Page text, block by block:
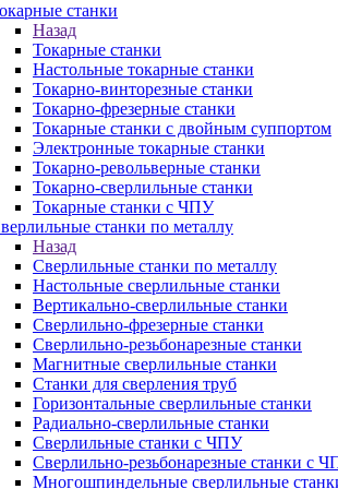
станки
Назад
Токарные станки
Настольные токарные станки
Токарно-винторезные станки
Токарно-фрезерные станки
Токарные станки с двойным суппортом
Электронные токарные станки
Токарно-револьверные станки
Токарно-сверлильные станки
Токарные станки с ЧПУ
станки по металлу
Назад
Сверлильные станки по металлу
Настольные сверлильные станки
Вертикально-сверлильные станки
Сверлильно-фрезерные станки
Сверлильно-резьбонарезные станки
Магнитные сверлильные станки
Станки для сверления труб
Горизонтальные сверлильные станки
Радиально-сверлильные станки
Сверлильные станки с ЧПУ
Сверлильно-резьбонарезные станки с
Многошпиндельные сверлильные